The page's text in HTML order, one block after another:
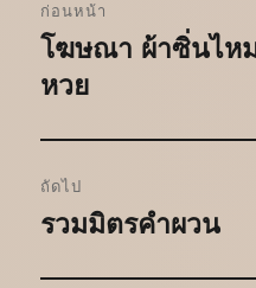
เรื่อง
ก่อนหน้า
เรื่อง
ก่อน
โฆษณา ผ้าซิ่นไห
หวย
ถัดไป
เรื่อง
รวมมิตรคำผวน